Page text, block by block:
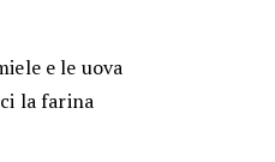
e le uova
la farina